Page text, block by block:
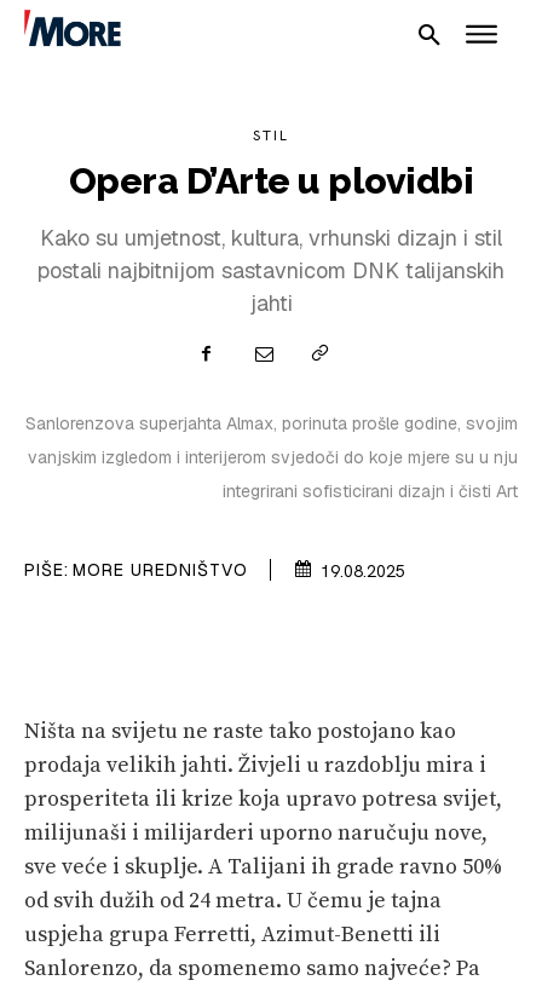
NAUTIKA
PLOVILA
VELIKE PRIČE
PRETPLATA
SHOP
STIL
Opera D’Arte u plovidbi
Kako su umjetnost, kultura, vrhunski dizajn i stil
postali najbitnijom sastavnicom DNK talijanskih
jahti
Sanlorenzova superjahta Almax, porinuta prošle godine, svojim
vanjskim izgledom i interijerom svjedoči do koje mjere su u nju
integrirani sofisticirani dizajn i čisti Art
PIŠE: MORE UREDNIŠTVO 19.08.2025
Ništa na svijetu ne raste tako postojano kao
prodaja velikih jahti. Živjeli u razdoblju mira i
prosperiteta ili krize koja upravo potresa svijet,
milijunaši i milijarderi uporno naručuju nove,
sve veće i skuplje. A Talijani ih grade ravno 50%
od svih dužih od 24 metra. U čemu je tajna
uspjeha grupa Ferretti, Azimut-Benetti ili
Sanlorenzo, da spomenemo samo najveće? Pa